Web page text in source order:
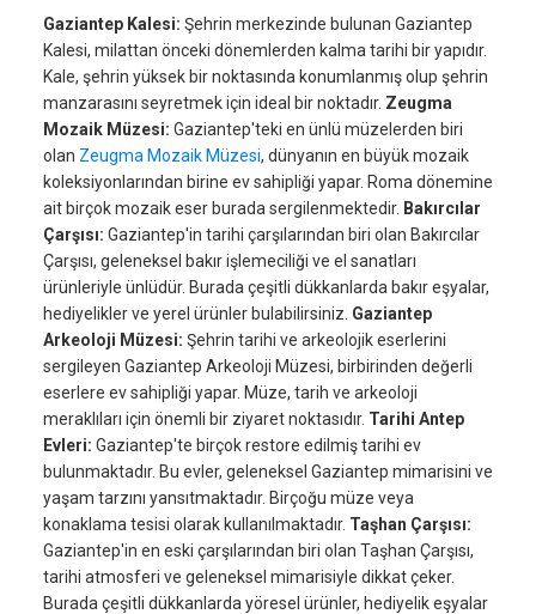
Gaziantep Kalesi: Şehrin merkezinde bulunan Gaziantep
Kalesi, milattan önceki dönemlerden kalma tarihi bir yapıdır.
Kale, şehrin yüksek bir noktasında konumlanmış olup şehrin
manzarasını seyretmek için ideal bir noktadır. Zeugma
Mozaik Müzesi: Gaziantep'teki en ünlü müzelerden biri
olan Zeugma Mozaik Müzesi, dünyanın en büyük mozaik
koleksiyonlarından birine ev sahipliği yapar. Roma dönemine
ait birçok mozaik eser burada sergilenmektedir. Bakırcılar
Çarşısı: Gaziantep'in tarihi çarşılarından biri olan Bakırcılar
Çarşısı, geleneksel bakır işlemeciliği ve el sanatları
ürünleriyle ünlüdür. Burada çeşitli dükkanlarda bakır eşyalar,
hediyelikler ve yerel ürünler bulabilirsiniz. Gaziantep
Arkeoloji Müzesi: Şehrin tarihi ve arkeolojik eserlerini
sergileyen Gaziantep Arkeoloji Müzesi, birbirinden değerli
eserlere ev sahipliği yapar. Müze, tarih ve arkeoloji
meraklıları için önemli bir ziyaret noktasıdır. Tarihi Antep
Evleri: Gaziantep'te birçok restore edilmiş tarihi ev
bulunmaktadır. Bu evler, geleneksel Gaziantep mimarisini ve
yaşam tarzını yansıtmaktadır. Birçoğu müze veya
konaklama tesisi olarak kullanılmaktadır. Taşhan Çarşısı:
Gaziantep'in en eski çarşılarından biri olan Taşhan Çarşısı,
tarihi atmosferi ve geleneksel mimarisiyle dikkat çeker.
Burada çeşitli dükkanlarda yöresel ürünler, hediyelik eşyalar